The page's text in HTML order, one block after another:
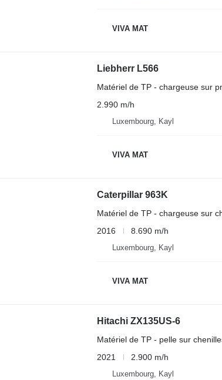
VIVA MAT
Liebherr L566
Matériel de TP - chargeuse sur
2.990 m/h
Luxembourg, Kayl
VIVA MAT
Caterpillar 963K
Matériel de TP - chargeuse sur
2016
8.690 m/h
Luxembourg, Kayl
VIVA MAT
Hitachi ZX135US-6
Matériel de TP - pelle sur
2021
2.900 m/h
Luxembourg, Kayl